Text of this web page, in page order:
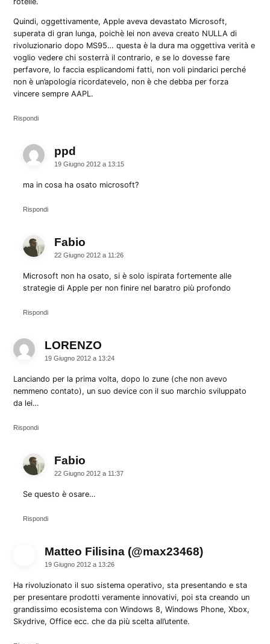
Quindi, oggettivamente, Apple aveva devastato Microsoft,
superata di gran lunga, poichè lei non aveva creato NULLA di
rivoluzionario dopo MS95… questa è la dura ma oggettiva verità e
voglio vedere chi sosterrà il contrario, e se lo dovesse fare
perfavore, lo faccia esplicandomi fatti, non voli pindarici perché
non è un’apologia ricordatevelo, non è che debba per forza
vincere sempre AAPL.
Rispondi
ppd
19 Giugno 2012 a 13:15
ma in cosa ha osato microsoft?
Rispondi
Fabio
22 Giugno 2012 a 11:26
Microsoft non ha osato, si è solo ispirata fortemente alle
strategie di Apple per non finire nel baratro più profondo
Rispondi
LORENZO
19 Giugno 2012 a 13:24
Lanciando per la prima volta, dopo lo zune (che non avevo
nemmeno contato), un suo device con il suo marchio sviluppato
da lei…
Rispondi
Fabio
22 Giugno 2012 a 11:37
Se questo è osare…
Rispondi
Matteo Filisina (@max23468)dice:
19 Giugno 2012 a 13:26
Ha rivoluzionato il suo sistema operativo, sta presentando e sta
per presentare prodotti veramente innovativi, poi sta creando un
grandissimo ecosistema con Windows 8, Windows Phone, Xbox,
Skydrive, Office ecc. che da più scelta all’utente.